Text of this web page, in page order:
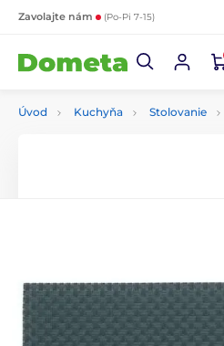
Zavolajte nám (Po-Pi 7-15)
Úvod Kuchyňa Stolovanie